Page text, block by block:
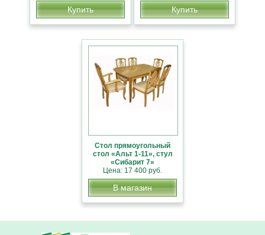
Купить Купить
Стол прямоугольный
стол «Альт 1-11», стул
«Сибарит 7»
Цена: 17 400 руб.
В магазин